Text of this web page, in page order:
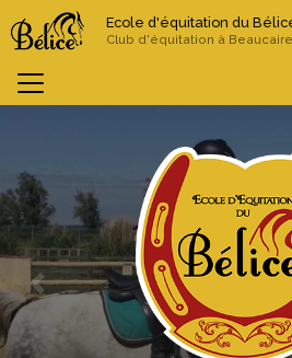
au
principal
Ecole d'équitation du
Club d'équitation à Beaucaire
Previous